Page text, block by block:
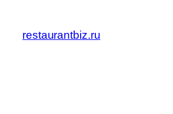
содержимому
restaurantbiz.ru